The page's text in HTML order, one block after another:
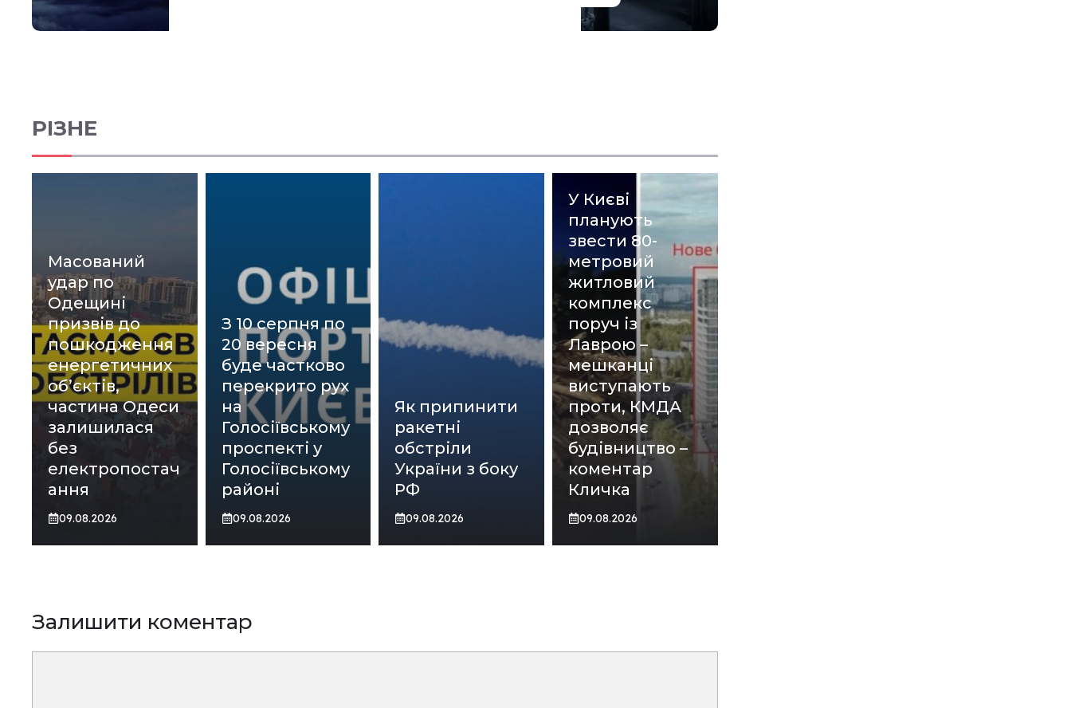
РІЗНЕ
Масований
удар по
Одещині
призвів до
пошкодження
енергетичних
об’єктів,
частина Одеси
залишилася
без
електропостач
ання
09.08.2026
З 10 серпня по
20 вересня
буде частково
перекрито рух
на
Голосіївському
проспекті у
Голосіївському
районі
09.08.2026
Як припинити
ракетні
обстріли
України з боку
РФ
09.08.2026
У Києві
планують
звести 80-
метровий
житловий
комплекс
поруч із
Лаврою –
мешканці
виступають
проти, КМДА
дозволяє
будівництво –
коментар
Кличка
09.08.2026
Залишити коментар